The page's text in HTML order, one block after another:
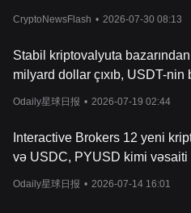
CryptoNewsFlash • 2026-07-30 08:13
Stabil kriptovalyuta
milyard dollar çıxıb, USDT-
184 milyard dolları keçir.
Odaily星球日报 • 2026-07-19 02:44
Interactive Brokers 12 yeni
və USDC, PYUSD kimi vəsaiti
dəstəkləyir.
Odaily星球日报 • 2026-07-14 16:01